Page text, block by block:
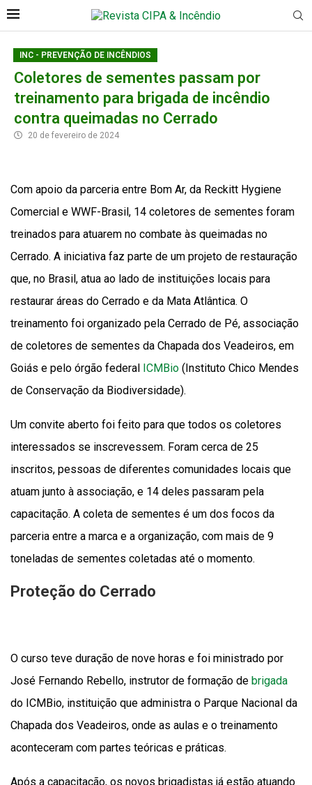
INC - PREVENÇÃO DE INCÊNDIOS
Coletores de sementes passam por
treinamento para brigada de incêndio
contra queimadas no Cerrado
20 de fevereiro de 2024
Com apoio da parceria entre Bom Ar, da Reckitt Hygiene
Comercial e WWF-Brasil, 14 coletores de sementes foram
treinados para atuarem no combate às queimadas no
Cerrado. A iniciativa faz parte de um projeto de restauração
que, no Brasil, atua ao lado de instituições locais para
restaurar áreas do Cerrado e da Mata Atlântica. O
treinamento foi organizado pela Cerrado de Pé, associação
de coletores de sementes da Chapada dos Veadeiros, em
Goiás e pelo órgão federal ICMBio (Instituto Chico Mendes
de Conservação da Biodiversidade).
Um convite aberto foi feito para que todos os coletores
interessados se inscrevessem. Foram cerca de 25
inscritos, pessoas de diferentes comunidades locais que
atuam junto à associação, e 14 deles passaram pela
capacitação. A coleta de sementes é um dos focos da
parceria entre a marca e a organização, com mais de 9
toneladas de sementes coletadas até o momento.
Proteção do Cerrado
O curso teve duração de nove horas e foi ministrado por
José Fernando Rebello, instrutor de formação de brigada
do ICMBio, instituição que administra o Parque Nacional da
Chapada dos Veadeiros, onde as aulas e o treinamento
aconteceram com partes teóricas e práticas.
Após a capacitação, os novos brigadistas já estão atuando